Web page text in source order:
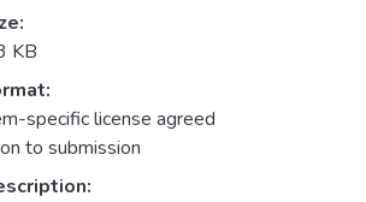
KB
specific license agreed
to submission